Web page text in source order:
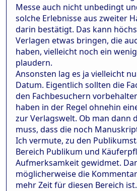
Messe auch nicht unbedingt
solche Erlebnisse aus zweiter
darin bestätigt. Das kann
Verlagen etwas bringen, die
haben, vielleicht noch ein
plaudern.
Ansonsten lag es ja vielleicht
Datum. Eigentlich sollten die
den Fachbesuchern
haben in der Regel ohnehin
zur Verlagswelt. Ob man dann
muss, dass die noch
Ich vermute, zu den
Bereich Publikum und
Aufmerksamkeit gewidmet.
möglicherweise die
mehr Zeit für diesen Bereich ist.